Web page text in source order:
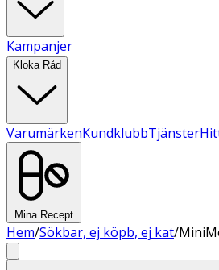
Kampanjer
Kloka Råd
VarumärkenKundklubbTjänster
Mina Recept
Hem/Sökbar, ej köpb, ej kat/